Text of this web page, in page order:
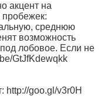
акцент на
пробежек:
среднюю
возможность
лобовое. Если не
GtJfKdewqkk
http://goo.gl/v3r0H